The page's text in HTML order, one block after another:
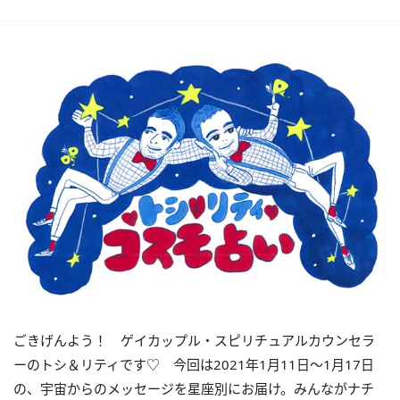
ごきげんよう！ ゲイカップル・スピリチュアルカウンセラ
ーのトシ＆リティです♡ 今回は2021年1 月11 日〜1 月17日
の、宇宙からのメッセージを星座別にお届け。みんながナチ